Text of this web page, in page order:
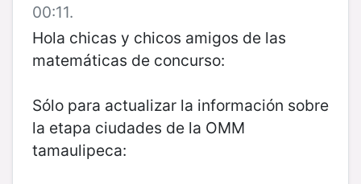
00:11.
Hola chicas y chicos amigos de las
matemáticas de concurso:
Sólo para actualizar la información sobre
la etapa ciudades de la OMM
tamaulipeca: